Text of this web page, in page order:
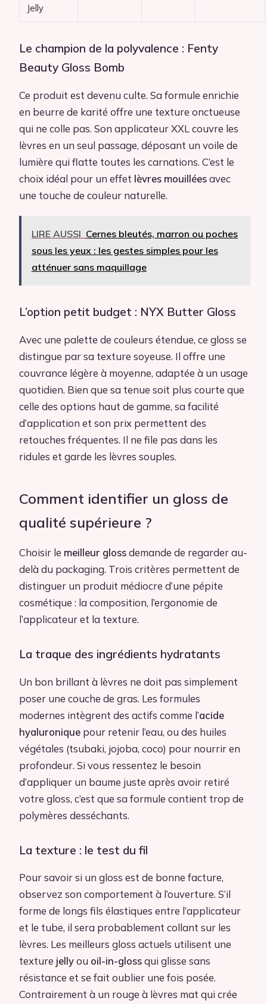
Jelly
Le champion de la polyvalence : Fenty
Beauty Gloss Bomb
Ce produit est devenu culte. Sa formule enrichie
en beurre de karité offre une texture onctueuse
qui ne colle pas. Son applicateur XXL couvre les
lèvres en un seul passage, déposant un voile de
lumière qui flatte toutes les carnations. C’est le
choix idéal pour un effet lèvres mouilléesavec
une touche de couleur naturelle.
LIRE AUSSI Cernes bleutés, marron ou poches
sous les yeux : les gestes simples pour les
atténuer sans maquillage
L’option petit budget : NYX Butter Gloss
Avec une palette de couleurs étendue, ce gloss se
distingue par sa texture soyeuse. Il offre une
couvrance légère à moyenne, adaptée à un usage
quotidien. Bien que sa tenue soit plus courte que
celle des options haut de gamme, sa facilité
d’application et son prix permettent des
retouches fréquentes. Il ne file pas dans les
ridules et garde les lèvres souples.
Comment identifier un gloss de
qualité supérieure ?
Choisir le meilleur glossdemande de regarder au-
delà du packaging. Trois critères permettent de
distinguer un produit médiocre d’une pépite
cosmétique : la composition, l’ergonomie de
l’applicateur et la texture.
La traque des ingrédients hydratants
Un bon brillant à lèvres ne doit pas simplement
poser une couche de gras. Les formules
modernes intègrent des actifs comme l’acide
hyaluronique pour retenir l’eau, ou des huiles
végétales (tsubaki, jojoba, coco) pour nourrir en
profondeur. Si vous ressentez le besoin
d’appliquer un baume juste après avoir retiré
votre gloss, c’est que sa formule contient trop de
polymères desséchants.
La texture : le test du fil
Pour savoir si un gloss est de bonne facture,
observez son comportement à l’ouverture. S’il
forme de longs fils élastiques entre l’applicateur
et le tube, il sera probablement collant sur les
lèvres. Les meilleurs gloss actuels utilisent une
texture jellyou oil-in-glossqui glisse sans
résistance et se fait oublier une fois posée.
Contrairement à un rouge à lèvres mat qui crée